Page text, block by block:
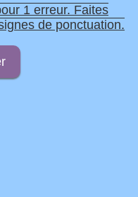
1 erreur. Faites
de ponctuation.